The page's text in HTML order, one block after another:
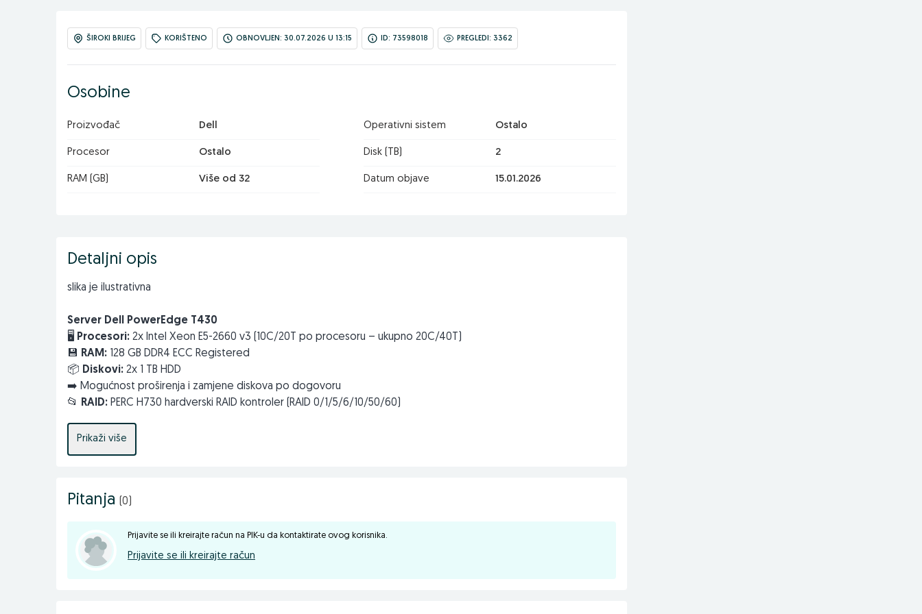
ŠIROKI BRIJEG KORIŠTENO OBNOVLJEN: 30.07.2026 U 13:15 ID: 73598018 PREGLEDI: 3362
Osobine
Proizvođač Dell Operativni sistem Ostalo
Procesor Ostalo Disk (TB) 2
RAM (GB) Više od 32 Datum objave 15.01.2026
Detaljni opis
slika je ilustrativna
Server Dell PowerEdge T430
🖥️ Procesori: 2x Intel Xeon E5-2660 v3 (10C/20T po procesoru – ukupno 20C/40T)
💾
RAM: 128 GB DDR4 ECC Registered
📦 Diskovi: 2x 1 TB HDD
➡️ Mogućnost proširenja i zamjene diskova po dogovoru
📂
RAID: PERC H730 hardverski RAID kontroler (RAID 0/1/5/6/10/50/60)
📐Format:Tower
✅ Idealan za virtualizaciju (Proxmox, VMware, Hyper-V), baze podataka, file servere, backup sisteme i poslovne
📄 Mogućnost izdavanja fakture na firmu i fiskalnog računa
Server je testiran i spreman za rad.
Prikaži više
Pitanja (0)
Prijavite se ili kreirajte račun na PIK-u da kontaktirate ovog korisnika.
Prijavite se ili kreirajte račun